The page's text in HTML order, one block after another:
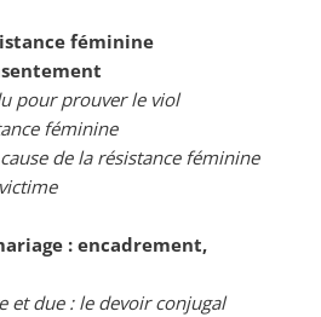
féminine
pour prouver le viol
féminine
de la résistance féminine
: encadrement,
et due : le devoir conjugal